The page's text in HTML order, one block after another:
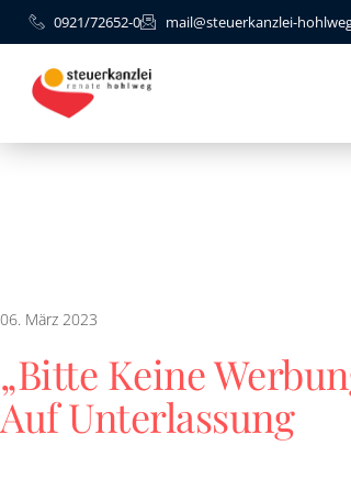
0921/72652-0 mail@steuerkanzlei-
06. März 2023
„Bitte Keine
Auf Unterlassung